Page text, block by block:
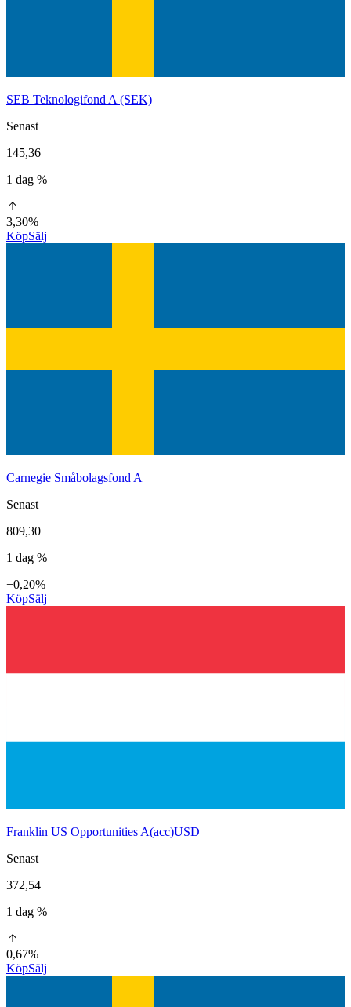
SEB Teknologifond A (SEK)
Senast
145,36
1 dag %
3,30%
KöpSälj
Carnegie Småbolagsfond A
Senast
809,30
1 dag %
−0,20%
KöpSälj
Franklin US Opportunities A(acc)USD
Senast
372,54
1 dag %
0,67%
KöpSälj